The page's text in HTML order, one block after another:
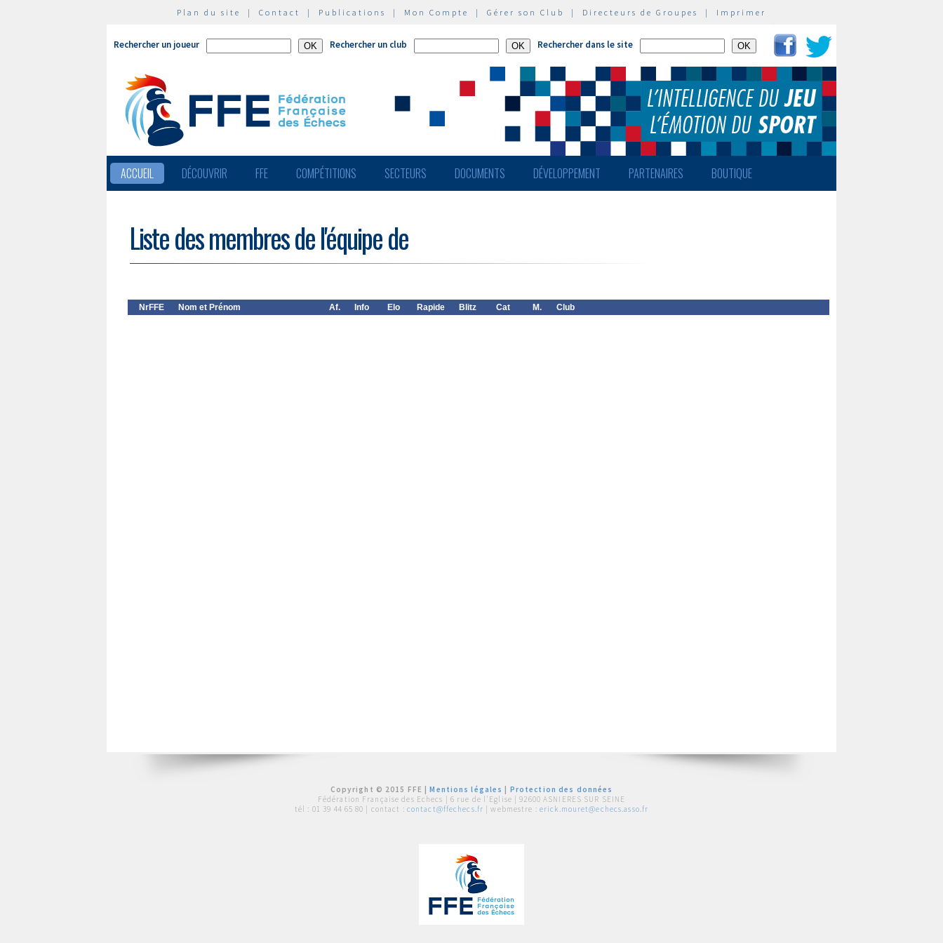
Plan du site | Contact | Publications | Mon Compte | Gérer son Club | Directeurs de Groupes | Imprimer
Rechercher un joueur Rechercher un club Rechercher dans le site
ACCUEIL DÉCOUVRIR FFE COMPÉTITIONS SECTEURS DOCUMENTS DÉVELOPPEMENT PARTENAIRES BOUTIQUE
Liste des membres de l'équipe de
NrFFE Nom et Prénom Af. Info Elo Rapide Blitz Cat M. Club
Copyright © 2015 FFE |Mentions légales
Protection des données
Fédération Française des Echecs | 6 rue de l'Eglise | 92600 ASNIERES SUR SEINE
tél : 01 39 44 65 80 | contact : contact@ffechecs.fr | webmestre : erick.mouret@echecs.asso.fr